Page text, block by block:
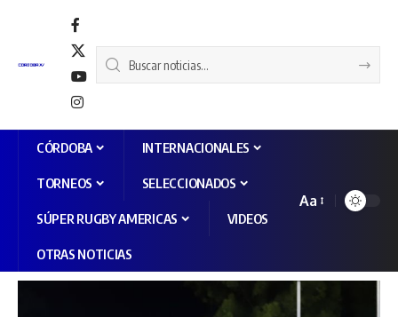
CÓRDOBA INTERNACIONALES
TORNEOS SELECCIONADOS
SÚPER RUGBY AMERICAS VIDEOS
OTRAS NOTICIAS
Aa